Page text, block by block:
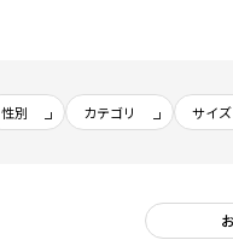
性別 カテゴリ サイズ